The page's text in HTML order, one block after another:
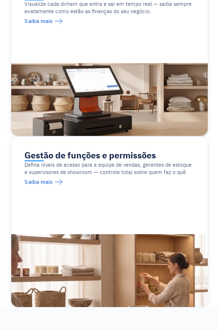
Visualize cada dirham que entra e sai em tempo real — saiba sempre
exatamente como estão as finanças do seu negócio.
Saiba mais
Gestão de funções e permissões
Defina níveis de acesso para a equipe de vendas, gerentes de estoque
e supervisores de showroom — controle total sobre quem faz o quê.
Saiba mais